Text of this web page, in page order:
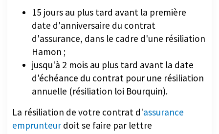
15 jours au plus tard avant la première
date d'anniversaire du contrat
d'assurance, dans le cadre d'une résiliation
Hamon ;
jusqu'à 2 mois au plus tard avant la date
d'échéance du contrat pour une résiliation
annuelle (résiliation loi Bourquin).
La résiliation de votre contrat d'assurance
emprunteurdoit se faire par lettre